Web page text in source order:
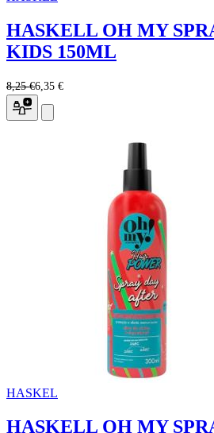
HASKELL OH MY
KIDS 150ML
8,25 €6,35 €
HASKEL
HASKELL OH MY